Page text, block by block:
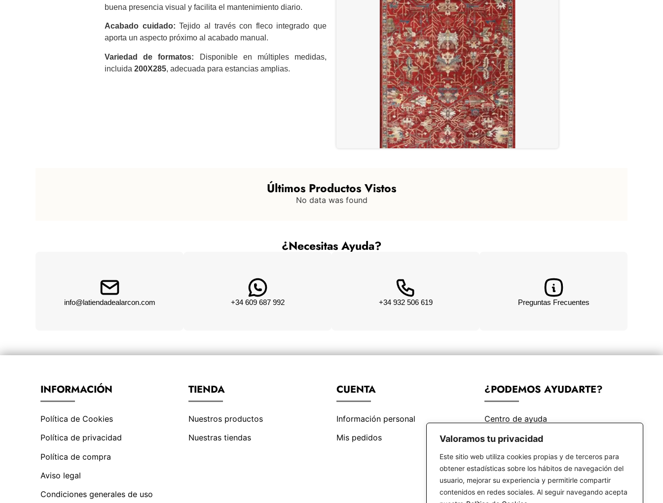
Valoramos tu privacidad
Este sitio web utiliza cookies propias y de terceros para
obtener estadísticas sobre los hábitos de navegación del
usuario, mejorar su experiencia y permitirle compartir
contenidos en redes sociales. Al seguir navegando acepta
buena presencia visual y facilita el mantenimiento diario.
Acabado cuidado: Tejido al través con fleco integrado que
aporta un aspecto próximo al acabado manual.
Variedad de formatos: Disponible en múltiples medidas,
incluida 200X285, adecuada para estancias amplias.
Últimos Productos Vistos
No data was found
¿Necesitas Ayuda?
info@latiendadealarcon.com +34 609 687 992 +34 932 506 619 Preguntas Frecuentes
INFORMACIÓN
Política de Cookies
Política de privacidad
Política de compra
Aviso legal
Condiciones generales de uso
TIENDA
Nuestros productos
Nuestras tiendas
CUENTA
Información personal
Mis pedidos
¿PODEMOS AYUDARTE?
Centro de ayuda
Preguntas frecuentes